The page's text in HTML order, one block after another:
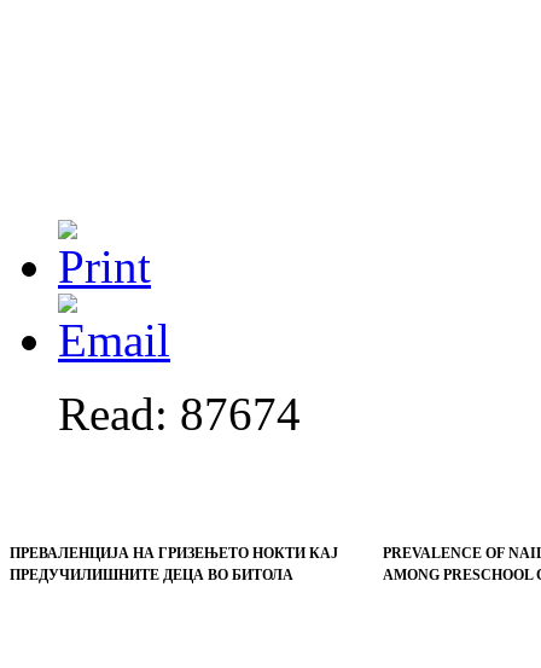
Read: 87674
ПРЕВАЛЕНЦИЈАНА ГРИЗЕЊЕТО НОКТИ КАЈ
ПРЕДУЧИЛИШНИТЕ ДЕЦА ВО БИТОЛА
PREVALENCE OF
AMONG